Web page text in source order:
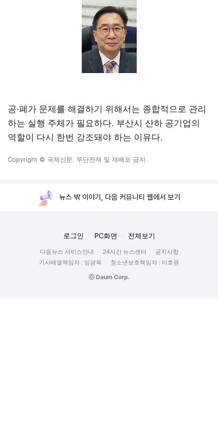
공·폐가 문제를 해결하기 위해서는 종합적으로 관리
하는 실행 주체가 필요하다. 부산시 산하 공기업의
역할이 다시 한번 강조돼야 하는 이유다.
Copyright © 국제신문. 무단전재 및 재배포 금지.
뉴스 밖 이야기, 다음 커뮤니티 웹에서 보기
로그인 PC화면 전체보기
다음뉴스 서비스안내 24시간 뉴스센터
공지사항
기사배열책임자 : 임광욱
청소년보호책임자 : 이호원
ⓒ Daum Corp.